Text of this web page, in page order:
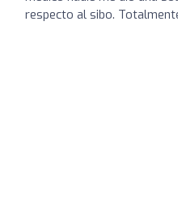
respecto al sibo.